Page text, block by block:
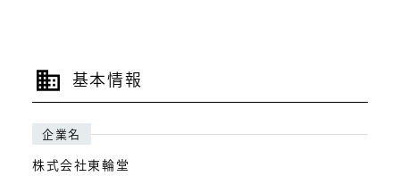
基本情報
企業名
株式会社東輪堂